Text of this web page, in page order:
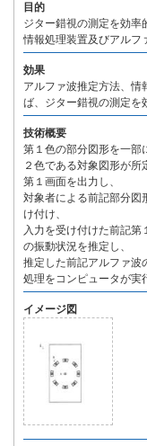
目的
ジター錯視の測定を効率
情報処理装置及びアルフ
効果
アルファ波推定方法、情
ば、ジター錯視の測定を
技術概要
第１色の部分図形を一部
２色である対象図形が
第１画面を出力し、
対象者による前記部分図
け付け、
入力を受け付けた前記
の振動状況を推定し、
推定した前記アルファ波
処理をコンピュータが実
イメージ図